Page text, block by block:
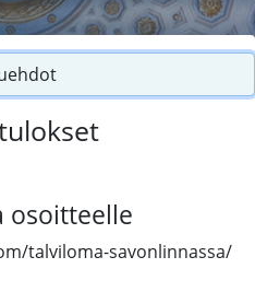
osoitteelle
talviloma-savonlinnassa/